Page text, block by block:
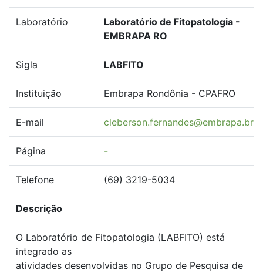
Laboratório
Laboratório de Fitopatologia -
EMBRAPA RO
Sigla LABFITO
Instituição Embrapa Rondônia - CPAFRO
E-mail cleberson.fernandes@embrapa.br
Página -
Telefone (69) 3219-5034
Descrição
O Laboratório de Fitopatologia (LABFITO) está
integrado as
atividades desenvolvidas no Grupo de Pesquisa de